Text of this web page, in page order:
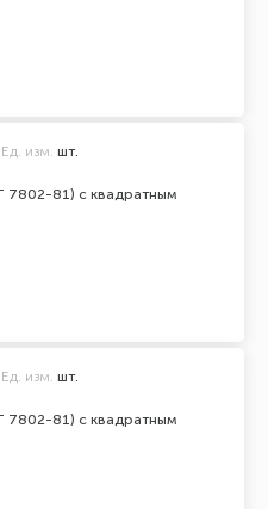
7802-81) с квадратным
Ед. изм. шт.
7802-81) с квадратным
Ед. изм. шт.